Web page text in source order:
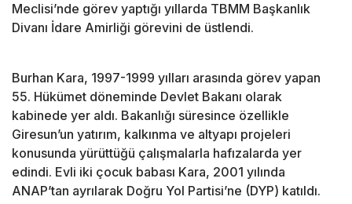
Meclisi’nde görev yaptığı yıllarda TBMM Başkanlık
Divanı İdare Amirliği görevini de üstlendi.
Burhan Kara, 1997-1999 yılları arasında görev yapan
55. Hükümet döneminde Devlet Bakanı olarak
kabinede yer aldı. Bakanlığı süresince özellikle
Giresun’un yatırım, kalkınma ve altyapı projeleri
konusunda yürüttüğü çalışmalarla hafızalarda yer
edindi. Evli iki çocuk babası Kara, 2001 yılında
ANAP’tan ayrılarak Doğru Yol Partisi’ne (DYP) katıldı.